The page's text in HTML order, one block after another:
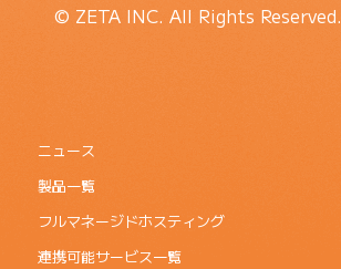
© ZETA INC. All Rights Reserved.
ニュース
製品一覧
フルマネージドホスティング
連携可能サービス一覧